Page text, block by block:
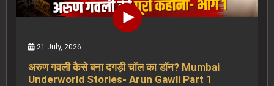
21 July, 2026
अरुण गवली कैसे बना दगड़ी चॉल का डॉन? Mumbai
Underworld Stories- Arun Gawli Part 1